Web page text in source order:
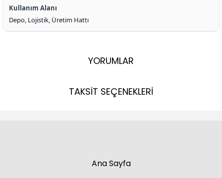
Kullanım Alanı
Depo, Lojistik, Üretim Hattı
YORUMLAR
TAKSİT SEÇENEKLERİ
Ana Sayfa